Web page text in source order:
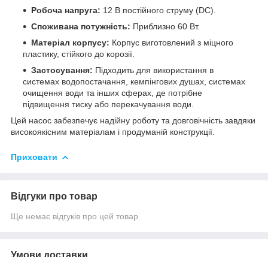
Робоча напруга: 12 В постійного струму (DC).
Споживана потужність: Приблизно 60 Вт.
Матеріал корпусу: Корпус виготовлений з міцного
пластику, стійкого до корозії.
Застосування: Підходить для використання в
системах водопостачання, кемпінгових душах, системах
очищення води та інших сферах, де потрібне
підвищення тиску або перекачування води.
Цей насос забезпечує надійну роботу та довговічність завдяки
високоякісним матеріалам і продуманій конструкції.
Приховати
Відгуки про товар
Ще немає відгуків про цей товар
Умови доставки